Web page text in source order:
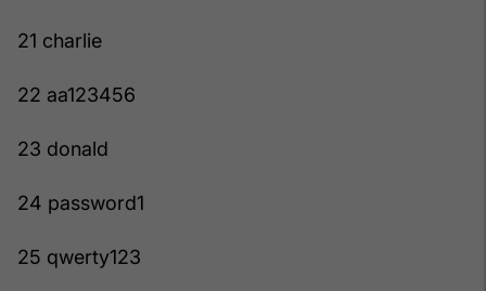
21 charlie
22 aa123456
23 donald
24 password1
25 qwerty123